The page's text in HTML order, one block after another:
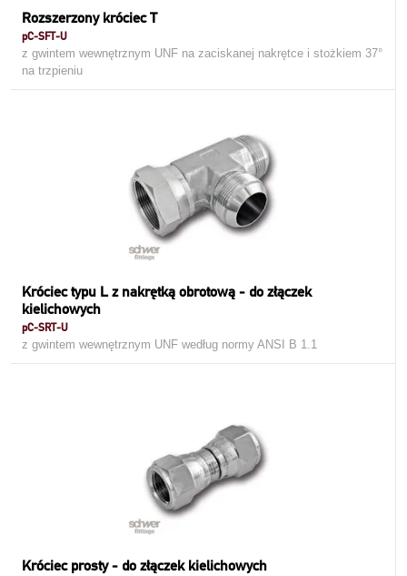
Rozszerzony króciec T
pC-SFT-U
z gwintem wewnętrznym UNF na zaciskanej nakrętce i stożkiem 37°
na trzpieniu
Króciec typu L z nakrętką obrotową - do złączek
kielichowych
pC-SRT-U
z gwintem wewnętrznym UNF według normy ANSI B 1.1
Króciec prosty - do złączek kielichowych